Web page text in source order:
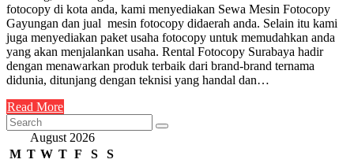
fotocopy di kota anda, kami menyediakan Sewa Mesin Fotocopy
Gayungan dan jual mesin fotocopy didaerah anda. Selain itu kami
juga menyediakan paket usaha fotocopy untuk memudahkan anda
yang akan menjalankan usaha. Rental Fotocopy Surabaya hadir
dengan menawarkan produk terbaik dari brand-brand ternama
didunia, ditunjang dengan teknisi yang handal dan…
Read More
August 2026
M T W T F S
S